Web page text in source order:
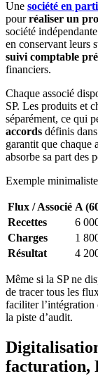
Une société en
pourréaliser un
société
en conservant leurs
suivi comptable
financiers.
Chaque associé
SP. Les produits et
séparément, ce qui
accords définis
garantit que chaque
absorbe sa part des
Exemple
Flux / Associé A
Recettes
6
Charges
1
Résultat
4
Même si la SP ne
de tracer tous les
faciliter l’intégration
la piste d’audit.
facturation,